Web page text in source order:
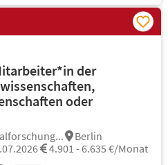
der
oder
Berlin
4.901 - 6.635 €/Monat